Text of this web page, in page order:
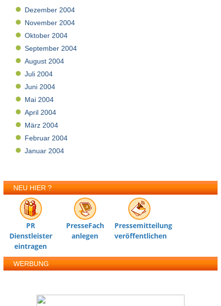
Dezember 2004
November 2004
Oktober 2004
September 2004
August 2004
Juli 2004
Juni 2004
Mai 2004
April 2004
März 2004
Februar 2004
Januar 2004
NEU HIER ?
PR
Dienstleister
eintragen
PresseFach
anlegen
Pressemitteilung
veröffentlichen
WERBUNG